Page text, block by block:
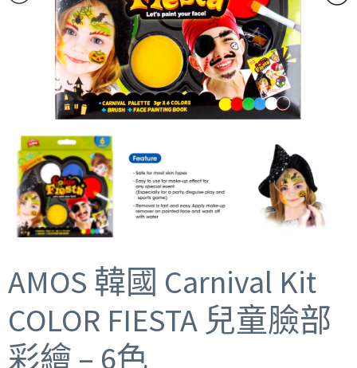
AMOS 韓國 Carnival Kit
COLOR FIESTA 兒童臉部
彩繪 – 6色